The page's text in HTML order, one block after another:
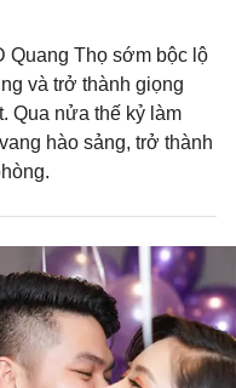
Quang Thọ sớm bộc lộ
và trở thành giọng
Qua nửa thế kỷ làm
hào sảng, trở thành